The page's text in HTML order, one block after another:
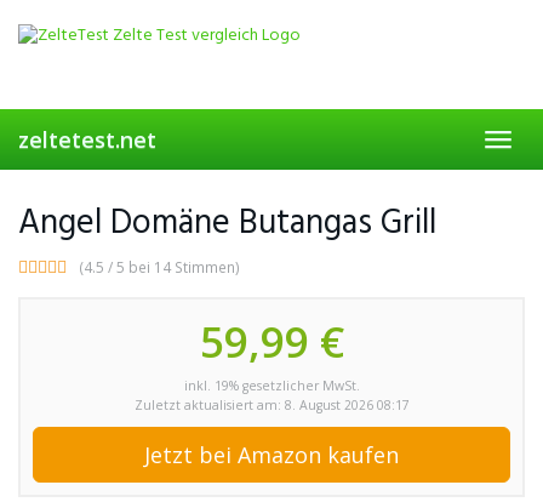
zeltetest.net
Angel Domäne Butangas Grill
(4.5 / 5 bei 14 Stimmen)
59,99 €
inkl. 19% gesetzlicher MwSt.
Zuletzt aktualisiert am: 8. August 2026 08:17
Jetzt bei Amazon kaufen